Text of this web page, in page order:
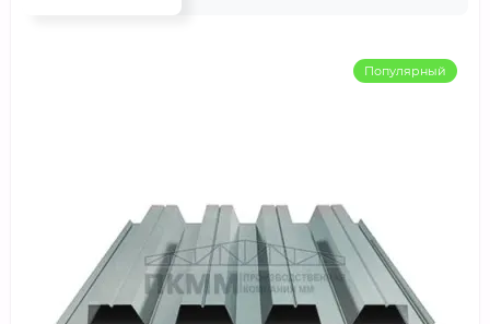
Популярный